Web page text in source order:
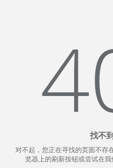
找不
对不起，您正在寻找的页面不存
览器上的刷新按钮或尝试在我